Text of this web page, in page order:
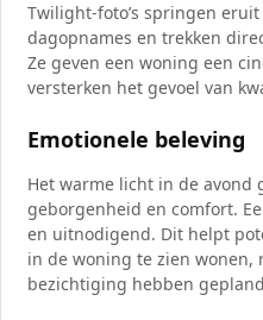
Twilight-foto’s springen
dagopnames en trekken
Ze geven een woning een
versterken het gevoel van
Emotionele beleving
Het warme licht in de avond
geborgenheid en comfort.
en uitnodigend. Dit helpt
in de woning te zien wonen,
bezichtiging hebben